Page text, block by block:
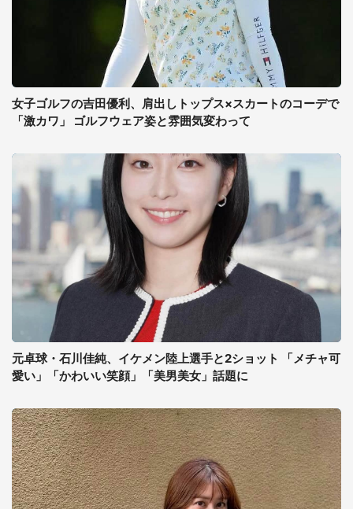
女子ゴルフの吉田優利、肩出しトップス×スカートのコーデで
「激カワ」 ゴルフウェア姿と雰囲気変わって
元卓球・石川佳純、イケメン陸上選手と2ショット 「メチャ可
愛い」「かわいい笑顔」「美男美女」話題に